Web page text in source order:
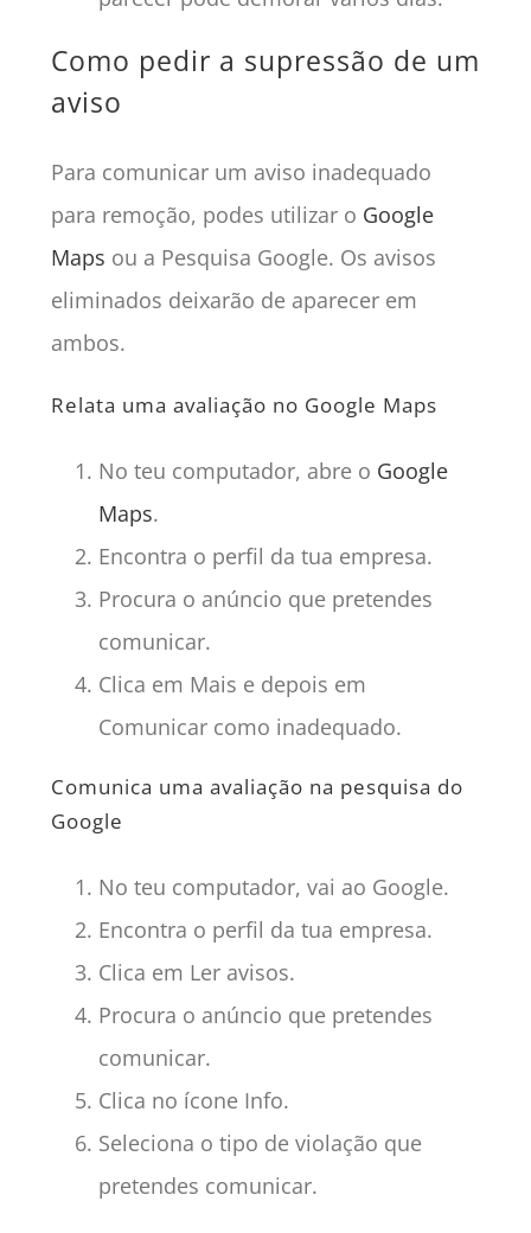
Como pedir a supressão de um
aviso
Para comunicar um aviso inadequado
para remoção, podes utilizar o Google
Maps ou a Pesquisa Google. Os avisos
eliminados deixarão de aparecer em
ambos.
Relata uma avaliação no Google Maps
No teu computador, abre o Google
Maps.
Encontra o perfil da tua empresa.
Procura o anúncio que pretendes
comunicar.
Clica em Mais e depois em
Comunicar como inadequado.
Comunica uma avaliação na pesquisa do
Google
No teu computador, vai ao Google.
Encontra o perfil da tua empresa.
Clica em Ler avisos.
Procura o anúncio que pretendes
comunicar.
Clica no ícone Info.
Seleciona o tipo de violação que
pretendes comunicar.